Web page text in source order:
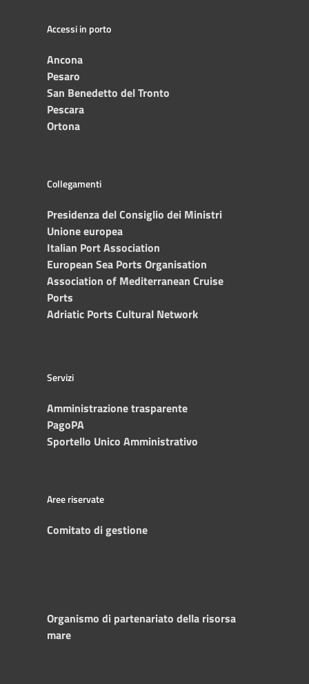
Accessi in porto
Ancona
Pesaro
San Benedetto del Tronto
Pescara
Ortona
Collegamenti
Presidenza del Consiglio dei Ministri
Unione europea
Italian Port Association
European Sea Ports Organisation
Association of Mediterranean Cruise
Ports
Adriatic Ports Cultural Network
Servizi
Amministrazione trasparente
PagoPA
Sportello Unico Amministrativo
Aree riservate
Comitato di gestione
Organismo di partenariato della risorsa
mare